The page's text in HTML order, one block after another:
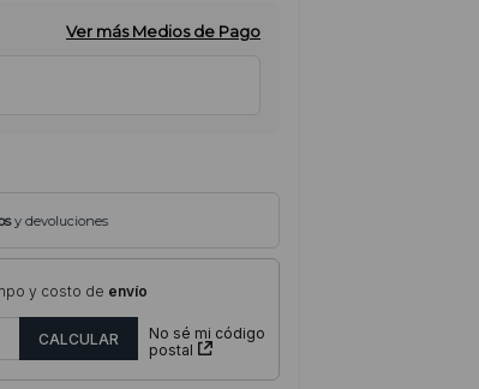
Ver más Medios de Pago
y devoluciones
y costo de envío
No sé mi código
postal